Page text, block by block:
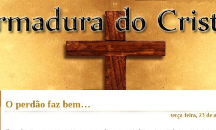
O perdão faz bem…
terça-feira, 23 de